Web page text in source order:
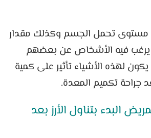
مستوى تحمل الجسم وكذلك مقدار
يرغب فيه الأشخاص عن بعضهم
لهذه الأشياء تأثير على كمية
جراحة تكميم المعدة.
البدء بتناول الأرز بعد